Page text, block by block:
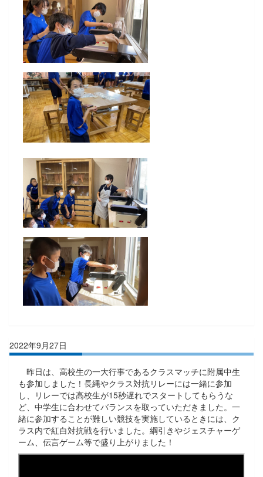
2022年9月27日
昨日は、高校生の一大行事であるクラスマッチに附属中生
も参加しました！長縄やクラス対抗リレーには一緒に参加
し、リレーでは高校生が15秒遅れでスタートしてもらうな
ど、中学生に合わせてバランスを取っていただきました。一
緒に参加することが難しい競技を実施しているときには、ク
ラス内で紅白対抗戦を行いました。綱引きやジェスチャーゲ
ーム、伝言ゲーム等で盛り上がりました！